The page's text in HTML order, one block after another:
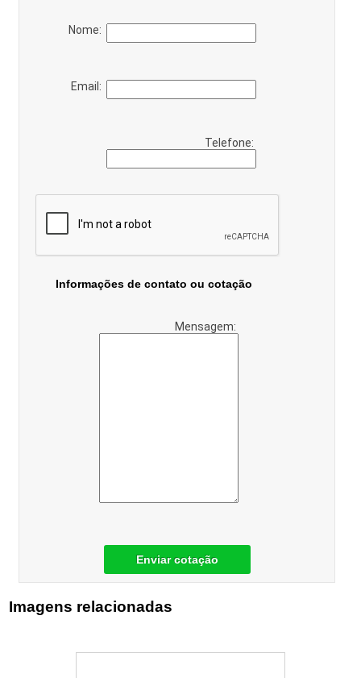
Nome:
Email:
Telefone:
Informações de contato ou cotação
Mensagem:
Enviar cotação
Imagens relacionadas